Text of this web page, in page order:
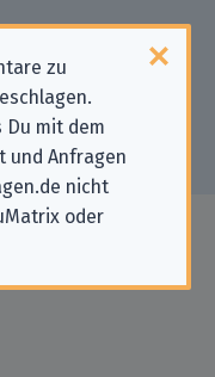
zu
mit dem
und Anfragen
nicht
oder